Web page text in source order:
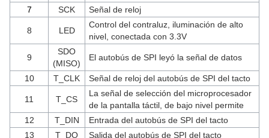
7 SCK Señal de reloj
8 LED
Control del contraluz, iluminación de alto
nivel, conectada con 3.3V
9
SDO
(MISO)
El autobús de SPI leyó la señal de datos
10 T_CLK Señal de reloj del autobús de SPI del tacto
11 T_CS
La señal de selección del microprocesador
de la pantalla táctil, de bajo nivel permite
12
T_DIN
Entrada del autobús de SPI del tacto
13
T_DO Salida del autobús de SPI del tacto